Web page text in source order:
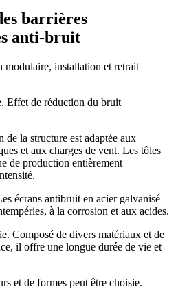
barrières
anti-bruit
installation et retrait
Effet de réduction du bruit
la structure est adaptée aux
et aux charges de vent. Les tôles
de production entièrement
écrans antibruit en acier galvanisé
à la corrosion et aux acides.
Composé de divers matériaux et de
il offre une longue durée de vie et
et de formes peut être choisie.